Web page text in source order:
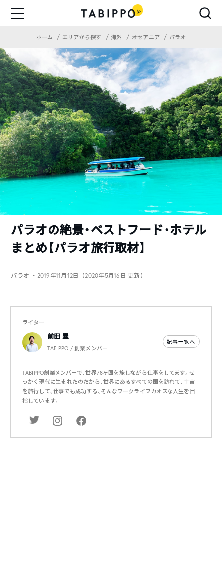
ホーム エリアから探す 海外 オセアニア パラオ
パラオの絶景・ベストフード・ホテル
まとめ【パラオ旅行取材】
パラオ ・2019年11月12日（2020年5月16日 更新）
ライター
前田 塁
TABIPPO / 創業メンバー
記事一覧へ
TABIPPO創業メンバーで、世界78ヶ国を旅しながら仕事をしてます。せ
っかく現代に生まれたのだから、世界にあるすべての国を訪れて、宇宙
を旅行して、仕事でも成功する、そんなワークライフカオスな人生を目
指しています。